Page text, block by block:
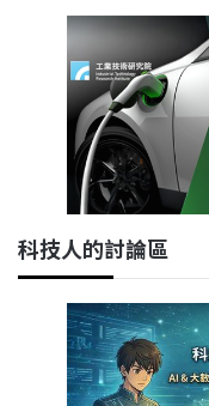
科技人的討論區